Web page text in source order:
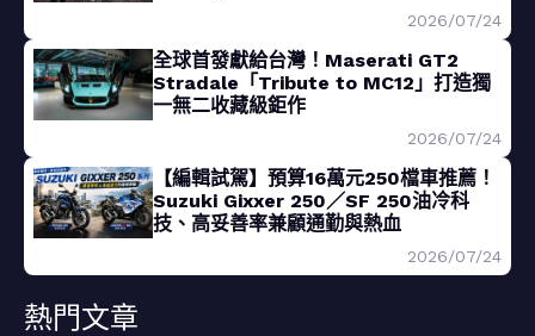
2026/07/24
全球首發獻給台灣！Maserati GT2
Stradale「Tribute to MC12」打造獨
一無二收藏級鉅作
2026/07/24
【編輯試駕】預算16萬元250檔車推薦！
Suzuki Gixxer 250／SF 250油冷科
技、高妥善率兼顧通勤與熱血
2026/07/24
熱門文章